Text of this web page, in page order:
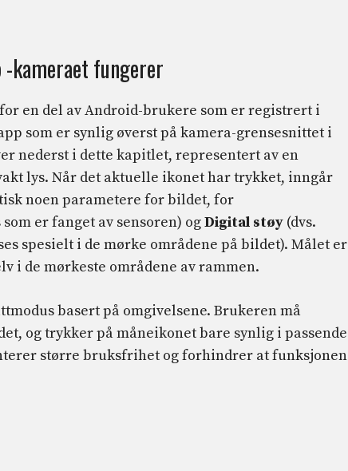
kameraet fungerer
en del av Android-brukere som er registrert i
som er synlig øverst på kamera-grensesnittet i
nederst i dette kapitlet, representert av en
lys. Når det aktuelle ikonet har trykket, inngår
noen parametere for bildet, for
er fanget av sensoren) ogDigital støy (dvs.
spesielt i de mørke områdene på bildet). Målet er
i de mørkeste områdene av rammen.
basert på omgivelsene. Brukeren må
og trykker på måneikonet bare synlig i passende
større bruksfrihet og forhindrer at funksjonen